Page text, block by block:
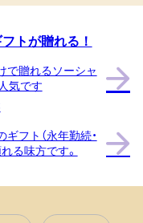
トが贈れる！
で贈れるソーシャ
気です
フト（永年勤続・
る味方です。